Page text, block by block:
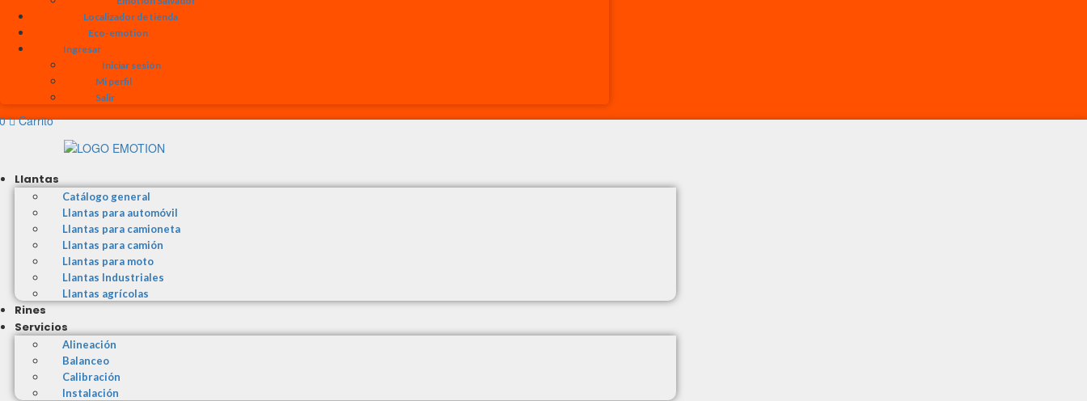
Localizador de tienda
Eco-emotion
Ingresar
Iniciar sesión
Mi perfil
Salir
0 Carrito
Llantas
Catálogo general
Llantas para automóvil
Llantas para camioneta
Llantas para camión
Llantas para moto
Llantas Industriales
Llantas agrícolas
Rines
Servicios
Alineación
Balanceo
Calibración
Instalación